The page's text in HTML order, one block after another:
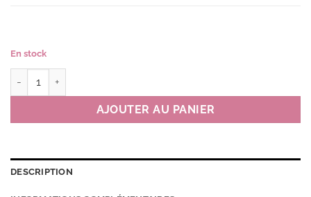
En stock
AJOUTER AU PANIER
DESCRIPTION